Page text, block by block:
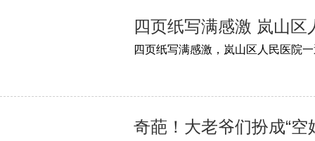
四页纸写满感激 岚山
奇葩！大老爷们扮成“空